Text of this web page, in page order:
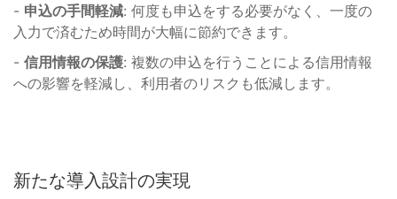
- 申込の手間軽減: 何度も申込をする必要がなく、一度の
入力で済むため時間が大幅に節約できます。
- 信用情報の保護: 複数の申込を行うことによる信用情報
への影響を軽減し、利用者のリスクも低減します。
新たな導入設計の実現